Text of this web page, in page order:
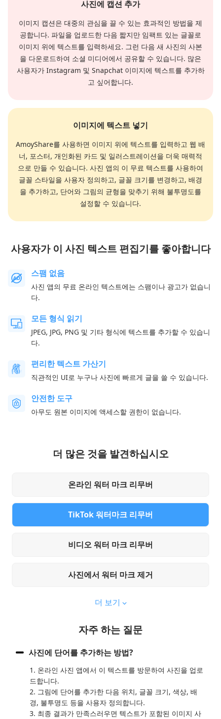
사진에 캡션 추가
이미지 캡션은 대중의 관심을 끌 수 있는 효과적인 방법을 제
공합니다. 파일을 업로드한 다음 짧지만 임팩트 있는 글꼴로
이미지 위에 텍스트를 입력하세요. 그런 다음 새 사진의 사본
을 다운로드하여 소셜 미디어에서 공유할 수 있습니다. 많은
사용자가 Instagram 및 Snapchat 이미지에 텍스트를 추가하
고 싶어합니다.
이미지에 텍스트 넣기
AmoyShare를 사용하면 이미지 위에 텍스트를 입력하고 웹 배
너, 포스터, 개인화된 카드 및 일러스트레이션을 더욱 매력적
으로 만들 수 있습니다. 사진 앱의 이 무료 텍스트를 사용하여
글꼴 스타일을 사용자 정의하고, 글꼴 크기를 변경하고, 배경
을 추가하고, 단어와 그림의 균형을 맞추기 위해 불투명도를
설정할 수 있습니다.
사용자가 이 사진 텍스트 편집기를 좋아합니다
스팸 없음
사진 앱의 무료 온라인 텍스트에는 스팸이나 광고가 없습니
다.
모든 형식 읽기
JPEG, JPG, PNG 및 기타 형식에 텍스트를 추가할 수 있습니
다.
편리한 텍스트 가산기
직관적인 UI로 누구나 사진에 빠르게 글을 쓸 수 있습니다.
안전한 도구
아무도 원본 이미지에 액세스할 권한이 없습니다.
더 많은 것을 발견하십시오
온라인 워터 마크 리무버
TikTok 워터마크 리무버
비디오 워터 마크 리무버
사진에서 워터 마크 제거
더 보기
자주 하는 질문
사진에 단어를 추가하는 방법?
1. 온라인 사진 앱에서 이 텍스트를 방문하여 사진을 업로
드합니다.
2. 그림에 단어를 추가한 다음 위치, 글꼴 크기, 색상, 배
경, 불투명도 등을 사용자 정의합니다.
3. 최종 결과가 만족스러우면 텍스트가 포함된 이미지 사